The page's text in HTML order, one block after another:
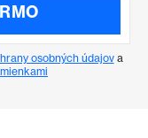
osobných údajova